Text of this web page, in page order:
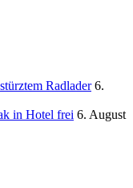
Radlader 6.
in Hotel frei 6. August